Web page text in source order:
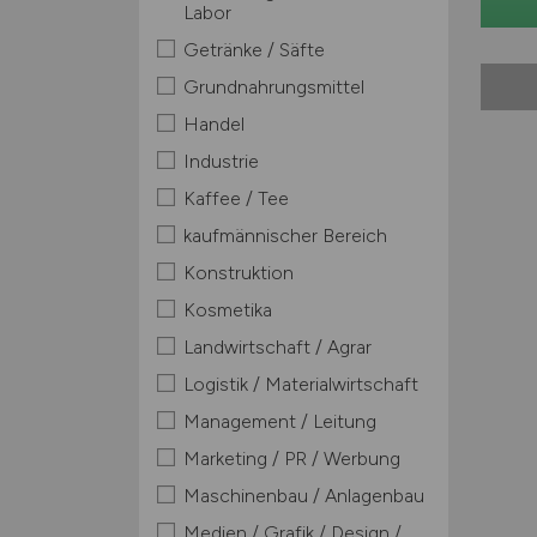
Labor
Getränke / Säfte
Grundnahrungsmittel
Handel
Industrie
Kaffee / Tee
kaufmännischer Bereich
Konstruktion
Kosmetika
Landwirtschaft / Agrar
Logistik / Materialwirtschaft
Management / Leitung
Marketing / PR / Werbung
Maschinenbau / Anlagenbau